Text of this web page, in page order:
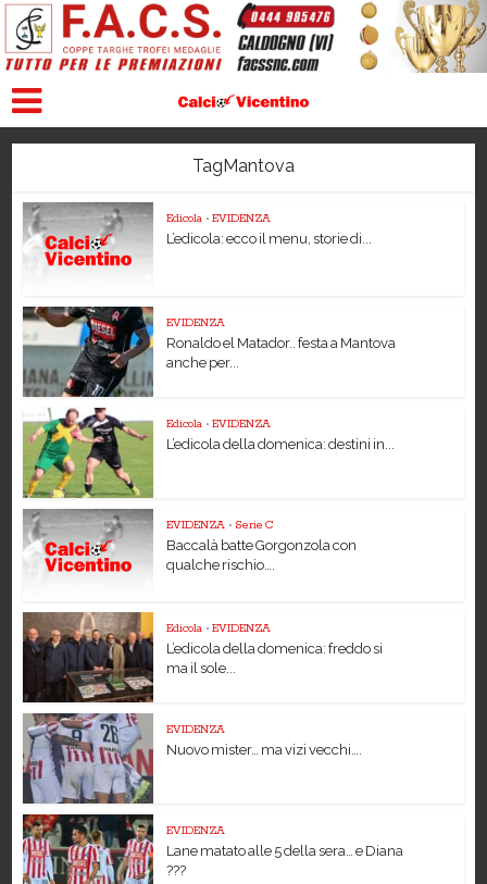
TagMantova
Edicola • EVIDENZA
L’edicola: ecco il menu, storie di...
EVIDENZA
Ronaldo el Matador.. festa a Mantova
anche per...
Edicola • EVIDENZA
L’edicola della domenica: destini in...
EVIDENZA • Serie C
Baccalà batte Gorgonzola con
qualche rischio….
Edicola • EVIDENZA
L’edicola della domenica: freddo si
ma il sole...
EVIDENZA
Nuovo mister… ma vizi vecchi….
EVIDENZA
Lane matato alle 5 della sera… e Diana
???